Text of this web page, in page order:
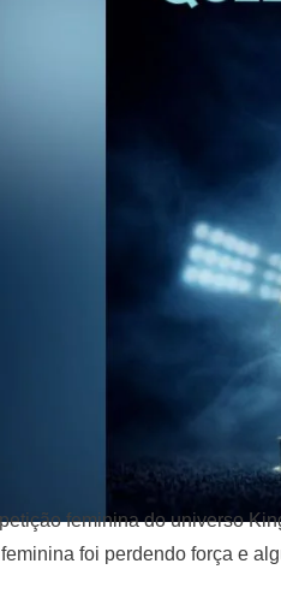
feminina do universo
foi perdendo força e